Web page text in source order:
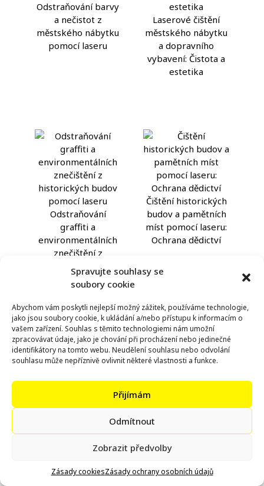
Spravujte souhlasy se
soubory cookie
Abychom vám poskytli nejlepší možný zážitek, používáme technologie,
jako jsou soubory cookie, k ukládání a/nebo přístupu k informacím o
vašem zařízení. Souhlas s těmito technologiemi nám umožní
zpracovávat údaje, jako je chování při procházení nebo jedinečné
identifikátory na tomto webu. Neudělení souhlasu nebo odvolání
souhlasu může nepříznivě ovlivnit některé vlastnosti a funkce.
Přijímám
Odmítnout
Zobrazit předvolby
Zásady cookiesZásady ochrany osobních údajů
Odstraňování barvy
a nečistot z
městského nábytku
pomocí laseru
Laserové čištění
městského nábytku
a dopravního
vybavení: Čistota a
estetika
Odstraňování
graffiti a
environmentálních
znečištění z
historických budov
pomocí laseru
Čištění historických
budov a pamětních
míst pomocí laseru:
Ochrana dědictví
Odstraňování barvy
průmyslových
zařízení pomocí
laseru
průmyslových
zařízení a továren:
Údržba a čistota